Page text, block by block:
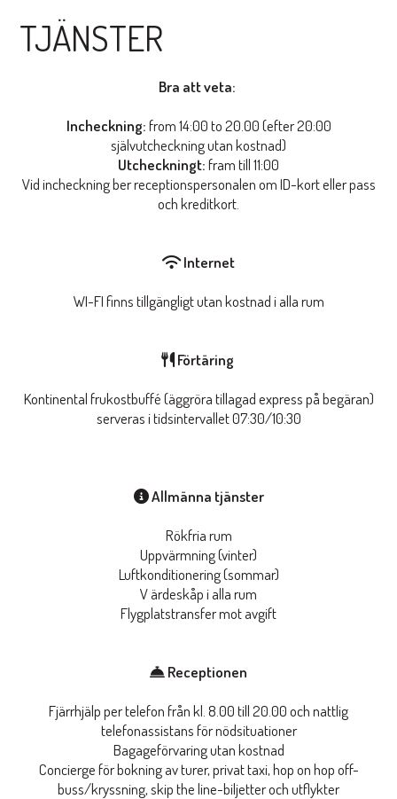
TJÄNSTER
Bra att veta:
Incheckning:from 14:00 to 20.00 (efter 20:00
självutcheckning utan kostnad)
Utcheckningt:fram till 11:00
Vid incheckning ber receptionspersonalen om ID-kort eller pass
och kreditkort.
Internet
WI-FI finns tillgängligt utan kostnad i alla rum
Förtäring
Kontinental frukostbuffé (äggröra tillagad express på begäran)
serveras i tidsintervallet 07:30/10:30
Allmänna tjänster
Rökfria rum
Uppvärmning (vinter)
Luftkonditionering (sommar)
V ärdeskåp i alla rum
Flygplatstransfer mot avgift
Receptionen
Fjärrhjälp per telefon från kl. 8.00 till 20.00 och nattlig
telefonassistans för nödsituationer
Bagageförvaring utan kostnad
Concierge för bokning av turer, privat taxi, hop on hop off-
buss/kryssning, skip the line-biljetter och utflykter